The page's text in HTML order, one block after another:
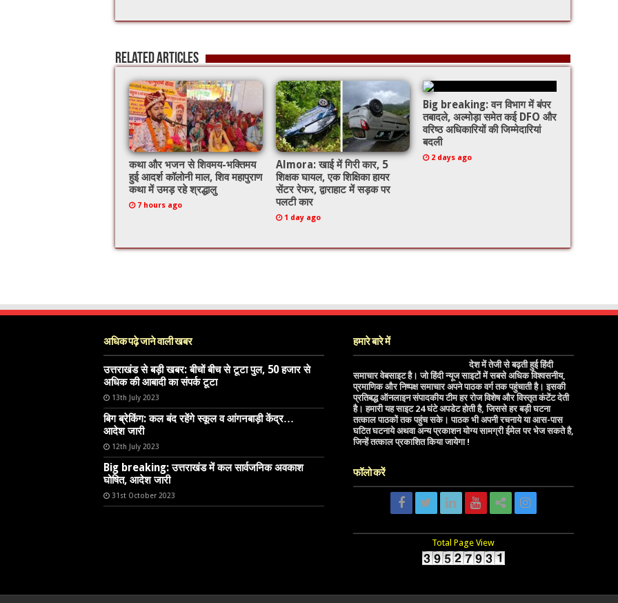
e
b
o
o
k
tt
er
ai at
p
p
Related Articles
कथा और भजन से शिवमय-भक्तिमय
हुई आदर्श कॉलोनी माल, शिव महापुराण
कथा में उमड़ रहे श्रद्धालु
7 hours ago
Almora: खाई में गिरी कार, 5
शिक्षक घायल, एक शिक्षिका हायर
सेंटर रेफर, द्वाराहाट में सड़क पर
पलटी कार
1 day ago
Big breaking: वन विभाग में बंपर
तबादले, अल्मोड़ा समेत कई DFO और
वरिष्ठ अधिकारियों की जिम्मेदारियां
बदली
2 days ago
अधिक पढ़े जाने वाली खबर
उत्तराखंड से बड़ी खबर: बीचों बीच से टूटा पुल, 50 हजार से
अधिक की आबादी का संपर्क टूटा
13th July 2023
बिग ब्रेकिंग: कल बंद रहेंगे स्कूल व आंगनबाड़ी केंद्र…
आदेश जारी
12th July 2023
Big breaking: उत्तराखंड में कल सार्वजनिक अवकाश
घोषित, आदेश जारी
31st October 2023
हमारे बारे में
देश में तेजी से बढ़ती हुई हिंदी
समाचार वेबसाइट है। जो हिंदी न्यूज साइटों में सबसे अधिक विश्वसनीय,
प्रमाणिक और निष्पक्ष समाचार अपने पाठक वर्ग तक पहुंचाती है। इसकी
प्रतिबद्ध ऑनलाइन संपादकीय टीम हर रोज विशेष और विस्तृत कंटेंट देती
है। हमारी यह साइट 24 घंटे अपडेट होती है, जिससे हर बड़ी घटना
तत्काल पाठकों तक पहुंच सके। पाठक भी अपनी रचनाये या आस-पास
घटित घटनाये अथवा अन्य प्रकाशन योग्य सामग्री ईमेल पर भेज सकते है,
जिन्हें तत्काल प्रकाशित किया जायेगा !
फॉलो करें
Total Page View